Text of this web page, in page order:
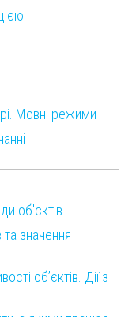
Мовні режими
об'єктів
та значення
об’єктів. Дії з